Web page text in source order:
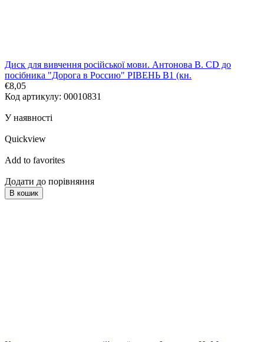
Диск для вивчення російської мови. Антонова В. CD до
посібника "Дорога в Россию" РІВЕНЬ В1 (кн.
€8,05
Код артикулу: 00010831
У наявності
Quickview
Add to favorites
Додати до порівняння
В кошик